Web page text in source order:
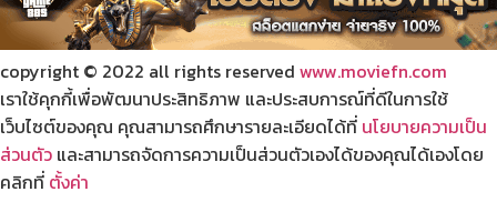
copyright © 2022 all rights reserved www.moviefn.com
เราใช้คุกกี้เพื่อพัฒนาประสิทธิภาพ และประสบการณ์ที่ดีในการใช้
เว็บไซต์ของคุณ คุณสามารถศึกษารายละเอียดได้ที่ นโยบายความเป็น
ส่วนตัว และสามารถจัดการความเป็นส่วนตัวเองได้ของคุณได้เองโดย
คลิกที่ ตั้งค่า